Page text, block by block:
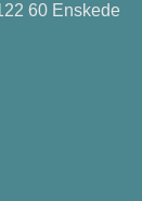
60 Enskede